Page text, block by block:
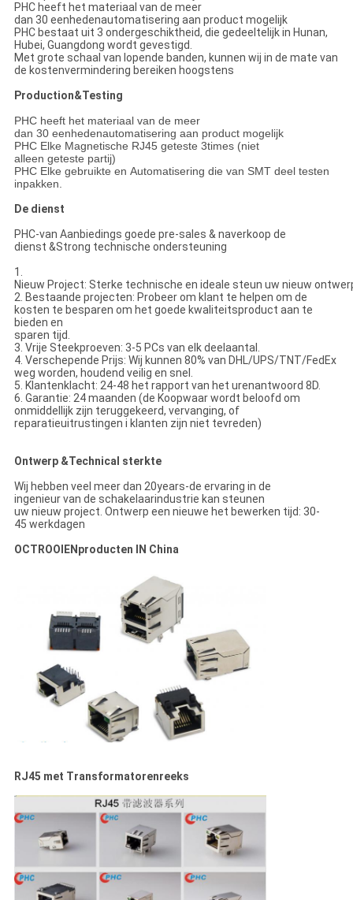
PHC heeft het materiaal van de meer
dan 30 eenhedenautomatisering aan product mogelijk
PHC bestaat uit 3 ondergeschiktheid, die gedeeltelijk in Hunan,
Hubei, Guangdong wordt gevestigd.
Met grote schaal van lopende banden, kunnen wij in de mate van
de kostenvermindering bereiken hoogstens
Production&Testing
PHC heeft het materiaal van de meer
dan 30 eenhedenautomatisering aan product mogelijk
PHC Elke Magnetische RJ45 geteste 3times (niet
alleen geteste partij)
PHC Elke gebruikte en Automatisering die van SMT deel testen
inpakken.
De dienst
PHC-van Aanbiedings goede pre-sales & naverkoop de
dienst &Strong technische ondersteuning
1.
Nieuw Project: Sterke technische en ideale steun uw nieuw
2. Bestaande projecten: Probeer om klant te helpen om de
kosten te besparen om het goede kwaliteitsproduct aan te
bieden en
sparen tijd.
3. Vrije Steekproeven: 3-5 PCs van elk deelaantal.
4. Verschepende Prijs: Wij kunnen 80% van DHL/UPS/TNT/FedEx
weg worden, houdend veilig en snel.
5. Klantenklacht: 24-48 het rapport van het urenantwoord 8D.
6. Garantie: 24 maanden (de Koopwaar wordt beloofd om
onmiddellijk zijn teruggekeerd, vervanging, of
reparatieuitrustingen i klanten zijn niet tevreden)
Ontwerp &Technical sterkte
Wij hebben veel meer dan 20years-de ervaring in de
ingenieur van de schakelaarindustrie kan steunen
uw nieuw project. Ontwerp een nieuwe het bewerken tijd: 30-
45 werkdagen
OCTROOIENproducten IN China
RJ45 met Transformatorenreeks